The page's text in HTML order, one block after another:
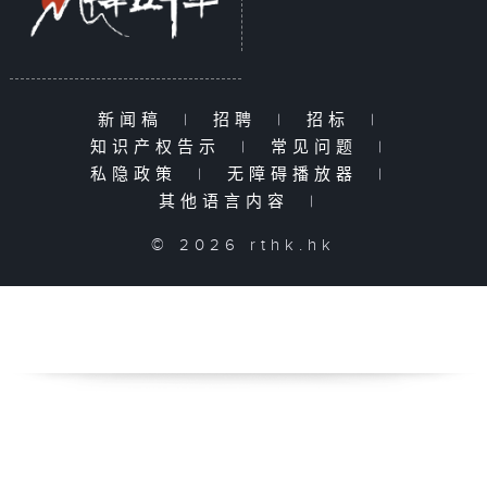
新闻稿 | 招聘 | 招标
|
知识产权告示
| 常见问题
|
私隐政策
| 无障碍播放器
|
其他语言内容
|
© 2026 rthk.hk